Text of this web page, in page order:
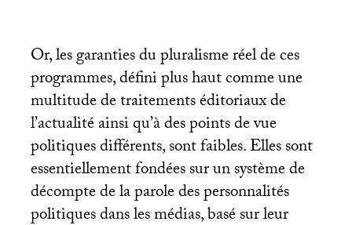
Or, les garanties du pluralisme réel de ces
programmes, défini plus haut comme une
multitude de traitements éditoriaux de
l’actualité ainsi qu’à des points de vue
politiques différents, sont faibles. Elles sont
essentiellement fondées sur un système de
décompte de la parole des personnalités
politiques dans les médias, basé sur leur